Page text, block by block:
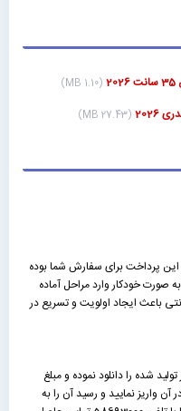
(1.10 MB)
(27.43 MB)
پرداخت برای سفارش شما بوده
خودکار وارد مراحل آماده
باعث ایجاد اولویت و تسریع در
شده را دانلود نموده و مبلغ
واریز نمایید و رسید آن را به